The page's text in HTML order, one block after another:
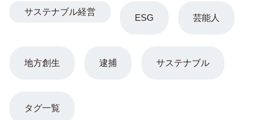
ESG 芸能人
地方創生 逮捕 サステナブル
サステナブル経営
タグ一覧